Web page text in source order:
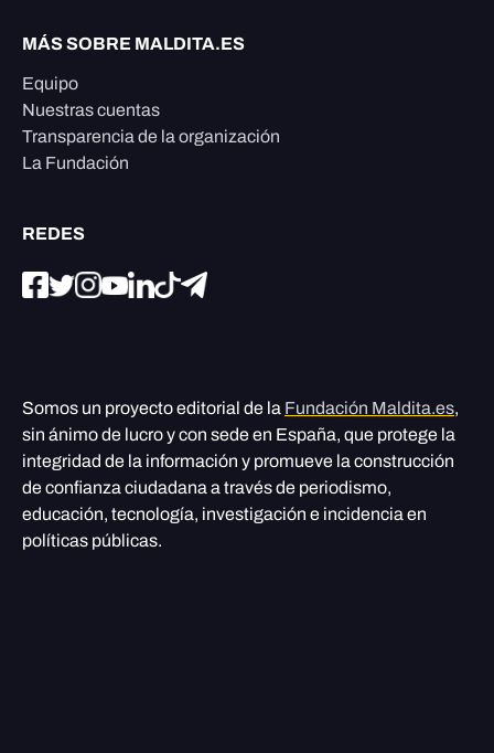
MÁS SOBRE MALDITA.ES
Equipo
Nuestras cuentas
Transparencia de la organización
La Fundación
REDES
Somos un proyecto editorial de la Fundación Maldita.es,
sin ánimo de lucro y con sede en España, que protege la
integridad de la información y promueve la construcción
de confianza ciudadana a través de periodismo,
educación, tecnología, investigación e incidencia en
políticas públicas.